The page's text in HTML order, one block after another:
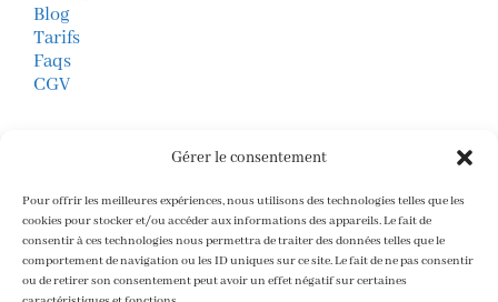
Gérer le consentement
Pour offrir les meilleures expériences, nous utilisons des technologies telles que les
cookies pour stocker et/ou accéder aux informations des appareils. Le fait de
consentir à ces technologies nous permettra de traiter des données telles que le
comportement de navigation ou les ID uniques sur ce site. Le fait de ne pas consentir
ou de retirer son consentement peut avoir un effet négatif sur certaines
Blog
Tarifs
Faqs
CGV
virement bancaire
CB (boutique en ligne)
Paypal
Stripe